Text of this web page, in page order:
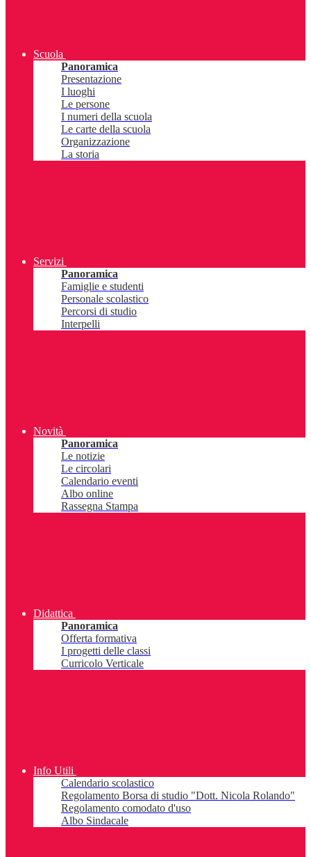
Scuola
Panoramica
Presentazione
I luoghi
Le persone
I numeri della scuola
Le carte della scuola
Organizzazione
La storia
Servizi
Panoramica
Famiglie e studenti
Personale scolastico
Percorsi di studio
Interpelli
Novità
Panoramica
Le notizie
Le circolari
Calendario eventi
Albo online
Rassegna Stampa
Didattica
Panoramica
Offerta formativa
I progetti delle classi
Curricolo Verticale
Info Utili
Calendario scolastico
Regolamento Borsa di studio "Dott. Nicola Rolando"
Regolamento comodato d'uso
Albo Sindacale